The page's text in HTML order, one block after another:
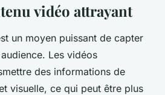
vidéo attrayant
un moyen puissant de capter
Les vidéos
des informations de
visuelle, ce qui peut être plus